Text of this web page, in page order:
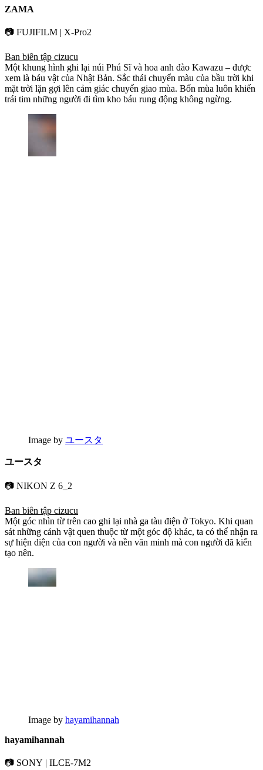
ZAMA
📷 FUJIFILM | X-Pro2
Ban biên tập cizucu
Một khung hình ghi lại núi Phú Sĩ và hoa anh đào Kawazu – được
xem là báu vật của Nhật Bản. Sắc thái chuyển màu của bầu trời khi
mặt trời lặn gợi lên cảm giác chuyển giao mùa. Bốn mùa luôn khiến
trái tim những người đi tìm kho báu rung động không ngừng.
Image by ユースタ
ユースタ
📷 NIKON Z 6_2
Ban biên tập cizucu
Một góc nhìn từ trên cao ghi lại nhà ga tàu điện ở Tokyo. Khi quan
sát những cảnh vật quen thuộc từ một góc độ khác, ta có thể nhận ra
sự hiện diện của con người và nền văn minh mà con người đã kiến
tạo nên.
Image by hayamihannah
hayamihannah
📷 SONY | ILCE-7M2